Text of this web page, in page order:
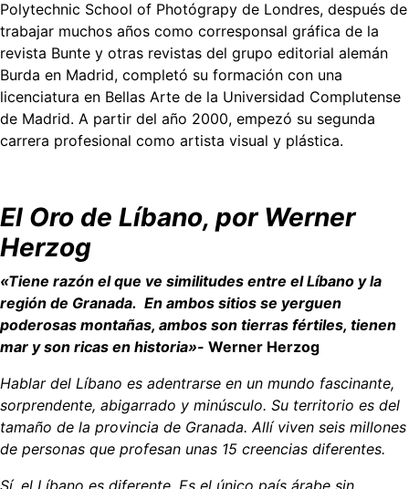
Polytechnic School of Photógrapy de Londres, después de
trabajar muchos años como corresponsal gráfica de la
revista Bunte y otras revistas del grupo editorial alemán
Burda en Madrid, completó su formación con una
licenciatura en Bellas Arte de la Universidad Complutense
de Madrid. A partir del año 2000, empezó su segunda
carrera profesional como artista visual y plástica.
El Oro de Líbano, por Werner
Herzog
«Tiene razón el que ve similitudes entre el Líbano y la
región de Granada. En ambos sitios se yerguen
poderosas montañas, ambos son tierras fértiles, tienen
mar y son ricas en historia»- Werner Herzog
Hablar del Líbano es adentrarse en un mundo fascinante,
sorprendente, abigarrado y minúsculo. Su territorio es del
tamaño de la provincia de Granada. Allí viven seis millones
de personas que profesan unas 15 creencias diferentes.